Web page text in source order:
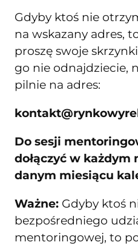
Gdyby ktoś nie
na wskazany adres,
proszę swoje
go nie odnajdziecie,
pilnie na adres:
Do sesji
dołączyć w każdym
danym miesiącu
Ważne: Gdyby ktoś
bezpośredniego
mentoringowej, to